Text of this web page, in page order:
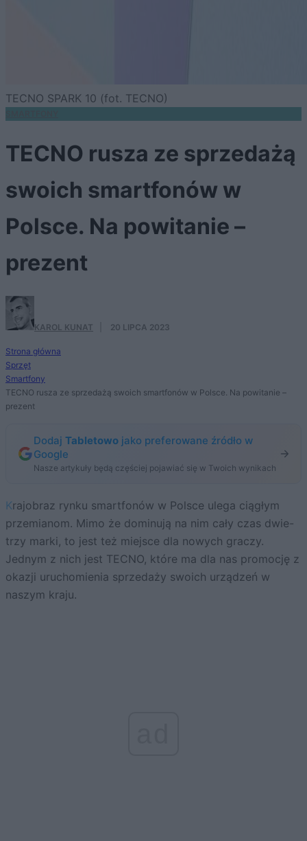
TECNO SPARK 10 (fot. TECNO)
TECNO rusza ze sprzedażą
swoich smartfonów w
Polsce. Na powitanie –
prezent
KAROL KUNAT 20 LIPCA 2023
Strona główna
Sprzęt
Smartfony
TECNO rusza ze sprzedażą swoich smartfonów w Polsce. Na powitanie –
prezent
Dodaj Tabletowo jako preferowane źródło w
Google
Nasze artykuły będą częściej pojawiać się w Twoich wynikach
Krajobraz rynku smartfonów w Polsce ulega ciągłym
przemianom. Mimo że dominują na nim cały czas dwie-
trzy marki, to jest też miejsce dla nowych graczy.
Jednym z nich jest TECNO, które ma dla nas promocję z
okazji uruchomienia sprzedaży swoich urządzeń w
naszym kraju.